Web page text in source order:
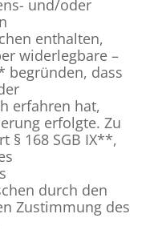
und/oder
enthalten,
widerlegbare –
begründen, dass
erfahren hat,
erfolgte. Zu
§ 168 SGB IX**,
durch den
Zustimmung des